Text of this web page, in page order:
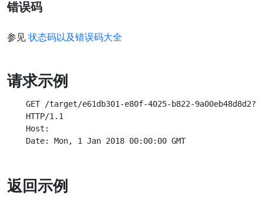
错误码
参见状态码以及错误码大全
请求示例
GET /target/e61db301-e80f-4025-b822-
    HTTP/1.1
    Host:
返回示例